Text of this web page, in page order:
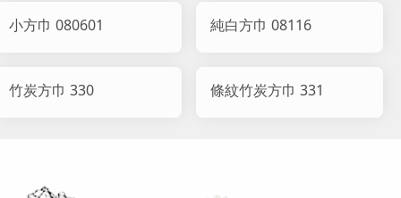
小方巾 080601 純白方巾 08116
竹炭方巾 330 條紋竹炭方巾 331